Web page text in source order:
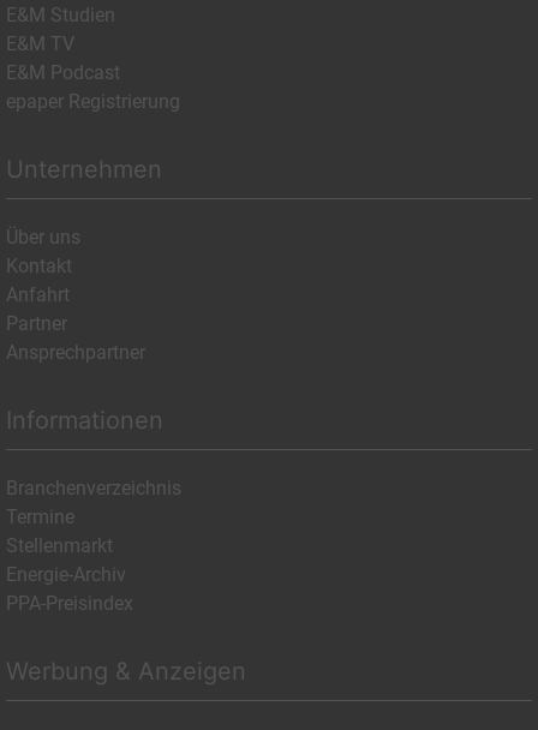
E&M Studien
E&M TV
E&M Podcast
epaper Registrierung
Unternehmen
Über uns
Kontakt
Anfahrt
Partner
Ansprechpartner
Informationen
Branchenverzeichnis
Termine
Stellenmarkt
Energie-Archiv
PPA-Preisindex
Werbung & Anzeigen